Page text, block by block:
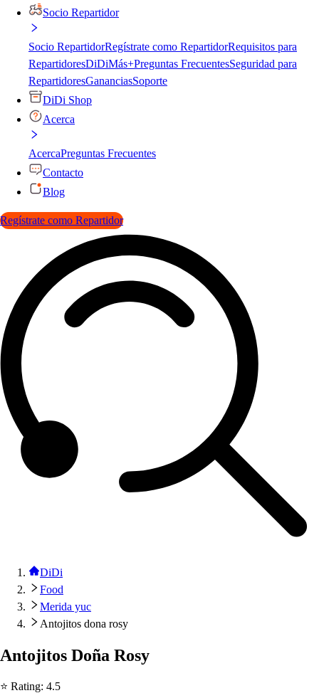
Socio Repartidor
Socio RepartidorRegístrate como RepartidorRequisitos para
RepartidoresDiDiMás+Preguntas FrecuentesSeguridad para
RepartidoresGananciasSoporte
DiDi Shop
Acerca
AcercaPreguntas Frecuentes
Contacto
Blog
Regístrate como Repartidor
DiDi
Food
Merida yuc
Antojitos dona rosy
Antojitos Doña Rosy
⭐ Rating: 4.5